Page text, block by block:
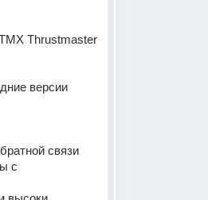
Thrustmaster
версии
с